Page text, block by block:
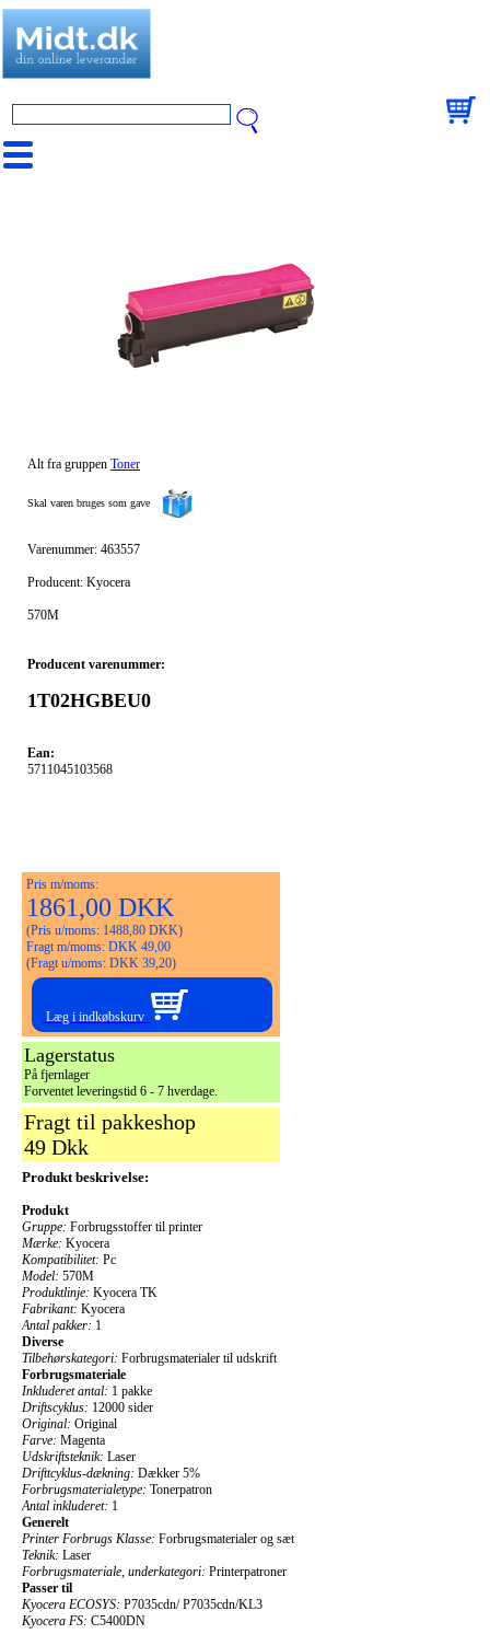
Alt fra gruppen Toner
Skal varen bruges som gave
Varenummer: 463557
Producent: Kyocera
570M
Producent varenummer:
1T02HGBEU0
Ean:
5711045103568
Pris m/moms:
1861,00 DKK
(Pris u/moms: 1488,80 DKK)
Fragt m/moms: DKK 49,00
(Fragt u/moms: DKK 39,20)
Læg i indkøbskurv
Lagerstatus
På fjernlager
Forventet leveringstid 6 - 7 hverdage.
Fragt til pakkeshop
49 Dkk
Produkt beskrivelse:
Produkt
Gruppe: Forbrugsstoffer til printer
Mærke: Kyocera
Kompatibilitet: Pc
Model: 570M
Produktlinje: Kyocera TK
Fabrikant: Kyocera
Antal pakker: 1
Diverse
Tilbehørskategori: Forbrugsmaterialer til udskrift
Forbrugsmateriale
Inkluderet antal: 1 pakke
Driftscyklus: 12000 sider
Original: Original
Farve: Magenta
Udskriftsteknik: Laser
Drifttcyklus-dækning: Dækker 5%
Forbrugsmaterialetype: Tonerpatron
Antal inkluderet: 1
Generelt
Printer Forbrugs Klasse: Forbrugsmaterialer og sæt
Teknik: Laser
Forbrugsmateriale, underkategori: Printerpatroner
Passer til
Kyocera ECOSYS: P7035cdn/ P7035cdn/KL3
Kyocera FS: C5400DN